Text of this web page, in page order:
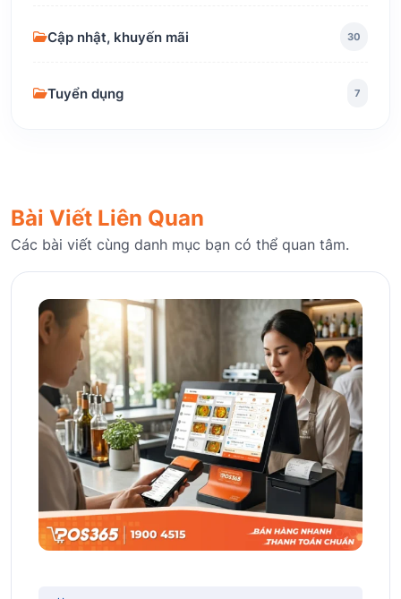
Cập nhật, khuyến mãi 30
Tuyển dụng 7
Bài Viết Liên Quan
Các bài viết cùng danh mục bạn có thể quan tâm.